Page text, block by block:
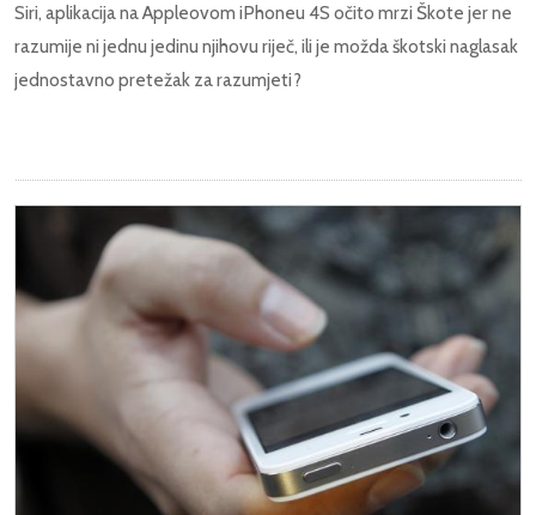
Siri, aplikacija na Appleovom iPhoneu 4S očito mrzi Škote jer ne
razumije ni jednu jedinu njihovu riječ, ili je možda škotski naglasak
jednostavno pretežak za razumjeti?